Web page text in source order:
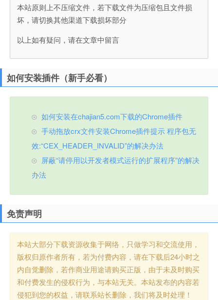
本站原则上不压缩文件，若下载文件为压缩包且文件损
坏，请切换其他渠道下载损坏部分
以上如有疑问，请在文章中留言
如何安装插件（新手必看）
如何安装在chajian5.com下载的Chrome插件
手动拖放crx文件安装Chrome插件提示 程序包无
效:“CEX_HEADER_INVALID”的解决办法
屏蔽“请停用以开发者模式运行的扩展程序”的解决
办法
免责声明
本站大部分下载资源收集于网络，只做学习和交流使用，
版权归原作者所有，若为付费内容，请在下载后24小时之
内自觉删除，若作商业用途请购买正版，由于未及时购买
和付费发生的侵权行为，与本站无关。本站发布的内容若
侵犯到您的权益，请联系站长删除，我们将及时处理！